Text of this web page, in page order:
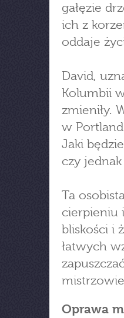
gałęzie
ich z
oddaje
David,
Kolumbii
zmieniły.
w
Jaki
czy
Ta
cierpieniu
bliskości i
łatwych
Oprawa